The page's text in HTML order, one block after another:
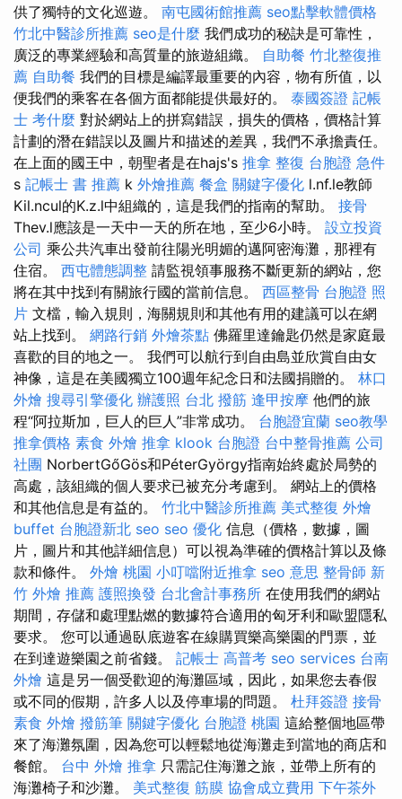
供了獨特的文化巡遊。 南屯國術館推薦 seo點擊軟體價格
竹北中醫診所推薦 seo是什麼 我們成功的秘訣是可靠性，
廣泛的專業經驗和高質量的旅遊組織。 自助餐 竹北整復推
薦 自助餐 我們的目標是編譯最重要的內容，物有所值，以
便我們的乘客在各個方面都能提供最好的。 泰國簽證 記帳
士 考什麼 對於網站上的拼寫錯誤，損失的價格，價格計算
計劃的潛在錯誤以及圖片和描述的差異，我們不承擔責任。
在上面的國王中，朝聖者是在hajs's 推拿 整復 台胞證 急件
s 記帳士 書 推薦 k 外燴推薦 餐盒 關鍵字優化 l.nf.le教師
Kil.ncul的K.z.l中組織的，這是我們的指南的幫助。 接骨
Thev.l應該是一天中一天的所在地，至少6小時。 設立投資
公司 乘公共汽車出發前往陽光明媚的邁阿密海灘，那裡有
住宿。 西屯體態調整 請監視領事服務不斷更新的網站，您
將在其中找到有關旅行國的當前信息。 西區整骨 台胞證 照
片 文檔，輸入規則，海關規則和其他有用的建議可以在網
站上找到。 網路行銷 外燴茶點 佛羅里達鑰匙仍然是家庭最
喜歡的目的地之一。 我們可以航行到自由島並欣賞自由女
神像，這是在美國獨立100週年紀念日和法國捐贈的。 林口
外燴 搜尋引擎優化 辦護照 台北 撥筋 逢甲按摩 他們的旅
程“阿拉斯加，巨人的巨人”非常成功。 台胞證宜蘭 seo教學
推拿價格 素食 外燴 推拿 klook 台胞證 台中整骨推薦 公司
社團 NorbertGőGös和PéterGyörgy指南始終處於局勢的
高處，該組織的個人要求已被充分考慮到。 網站上的價格
和其他信息是有益的。 竹北中醫診所推薦 美式整復 外燴
buffet 台胞證新北 seo seo 優化 信息（價格，數據，圖
片，圖片和其他詳細信息）可以視為準確的價格計算以及條
款和條件。 外燴 桃園 小叮噹附近推拿 seo 意思 整骨師 新
竹 外燴 推薦 護照換發 台北會計事務所 在使用我們的網站
期間，存儲和處理點燃的數據符合適用的匈牙利和歐盟隱私
要求。 您可以通過臥底遊客在線購買樂高樂園的門票，並
在到達遊樂園之前省錢。 記帳士 高普考 seo services 台南
外燴 這是另一個受歡迎的海灘區域，因此，如果您去春假
或不同的假期，許多人以及停車場的問題。 杜拜簽證 接骨
素食 外燴 撥筋筆 關鍵字優化 台胞證 桃園 這給整個地區帶
來了海灘氛圍，因為您可以輕鬆地從海灘走到當地的商店和
餐館。 台中 外燴 推拿 只需記住海灘之旅，並帶上所有的
海灘椅子和沙灘。 美式整復 筋膜 協會成立費用 下午茶外